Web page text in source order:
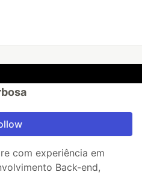
com experiência em
Back-end,